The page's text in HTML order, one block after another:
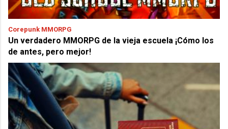
Corepunk MMORPG
Un verdadero MMORPG de la vieja escuela ¡Cómo los
de antes, pero mejor!